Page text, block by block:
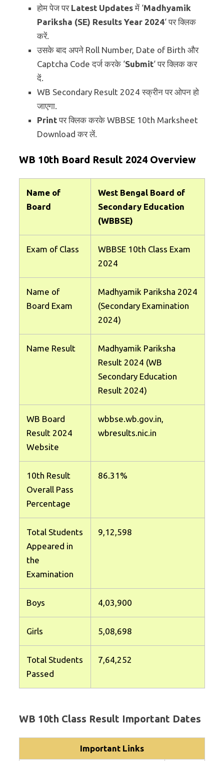
होम पेज पर Latest Updatesमें ‘Madhyamik
Pariksha (SE) Results Year 2024‘ पर क्लिक
करें.
उसके बाद अपने Roll Number, Date of Birth और
Captcha Code दर्ज करके ‘Submit‘ पर क्लिक कर
दें.
WB Secondary Result 2024 स्क्रीन पर ओपन हो
जाएगा.
Printपर क्लिक करके WBBSE 10th Marksheet
Download कर लें.
WB 10th Board Result 2024 Overview
Name of
Board
West Bengal Board of
Secondary Education
(WBBSE)
Exam of Class
WBBSE 10th Class Exam
2024
Name of
Board Exam
Madhyamik Pariksha 2024
(Secondary Examination
2024)
Name Result
Madhyamik Pariksha
Result 2024 (WB
Secondary Education
Result 2024)
WB Board
Result 2024
Website
wbbse.wb.gov.in,
wbresults.nic.in
10th Result
Overall Pass
Percentage
86.31%
Total Students
Appeared in
the
Examination
9,12,598
Boys 4,03,900
Girls 5,08,698
Total Students
Passed
7,64,252
WB 10th Class Result Important Dates
Important Links